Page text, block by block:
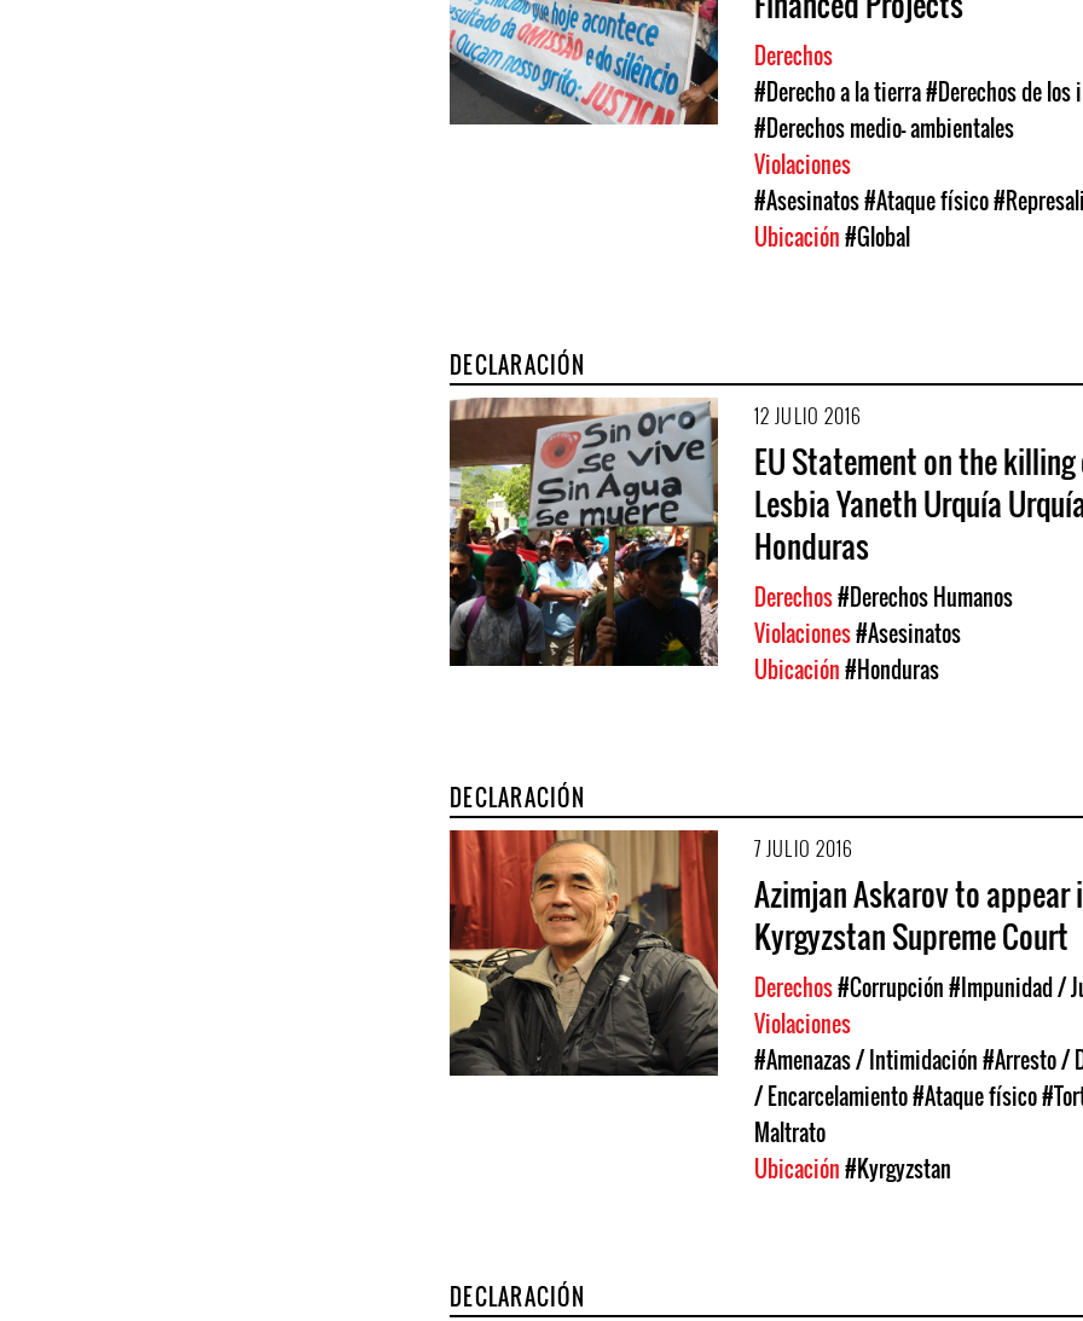
Derechos
#Derecho a la tierra#Derechos de los
#Derechos medio- ambientales
Violaciones
#Asesinatos#Ataque físico
Ubicación#Global
DECLARACIÓN
12 JULIO 2016
EU Statement on the killing
Lesbia Yaneth Urquía
Honduras
Derechos#Derechos Humanos
Violaciones#Asesinatos
Ubicación#Honduras
DECLARACIÓN
7 JULIO 2016
Azimjan Askarov to appear
Kyrgyzstan Supreme Court
Derechos#Corrupción#Impunidad /
Violaciones
#Amenazas / Intimidación#Arresto /
/ Encarcelamiento#Ataque físico
Maltrato
Ubicación#Kyrgyzstan
DECLARACIÓN